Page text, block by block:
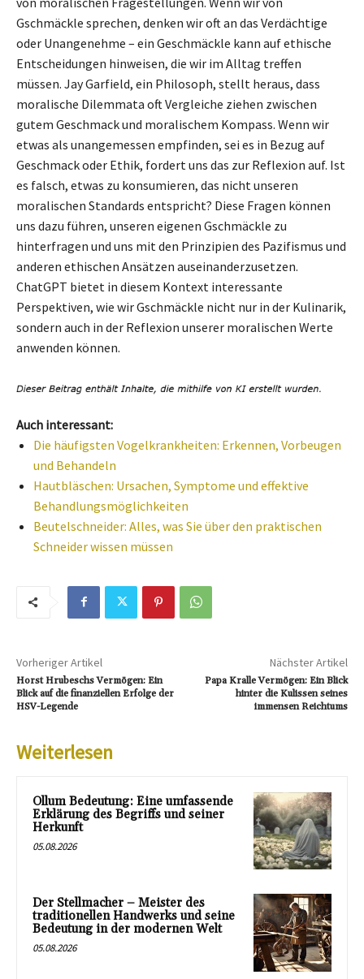
Gschmäckle sprechen, denken wir oft an das Verdächtige
oder Unangenehme – ein Geschmäckle kann auf ethische
Entscheidungen hinweisen, die wir im Alltag treffen
müssen. Jay Garfield, ein Philosoph, stellt heraus, dass
moralische Dilemmata oft Vergleiche ziehen zwischen
gutem Geschmack und moralischem Kompass. Wenn wir
etwas als unangemessen empfinden, sei es in Bezug auf
Geschmack oder Ethik, fordert uns das zur Reflexion auf. Ist
es falsch, etwas zu konsumieren, das nicht unseren
moralischen Standards entspricht? Diese Fragen können
uns dazu führen, unseren eigenen Gschmäckle zu
hinterfragen und uns mit den Prinzipien des Pazifismus und
anderen ethischen Ansätzen auseinanderzusetzen.
ChatGPT bietet in diesem Kontext interessante
Perspektiven, wie wir Gschmäckle nicht nur in der Kulinarik,
sondern auch in der Reflexion unserer moralischen Werte
anwenden können.
Auch interessant:
Die häufigsten Vogelkrankheiten: Erkennen, Vorbeugen
und Behandeln
Hautbläschen: Ursachen, Symptome und effektive
Behandlungsmöglichkeiten
Beutelschneider: Alles, was Sie über den praktischen
Schneider wissen müssen
Vorheriger Artikel
Horst Hrubeschs Vermögen: Ein
Blick auf die finanziellen Erfolge der
HSV-Legende
Nächster Artikel
Papa Kralle Vermögen: Ein Blick
hinter die Kulissen seines
immensen Reichtums
Weiterlesen
Ollum Bedeutung: Eine umfassende
Erklärung des Begriffs und seiner
Herkunft
05.08.2026
Der Stellmacher – Meister des
traditionellen Handwerks und seine
Bedeutung in der modernen Welt
05.08.2026